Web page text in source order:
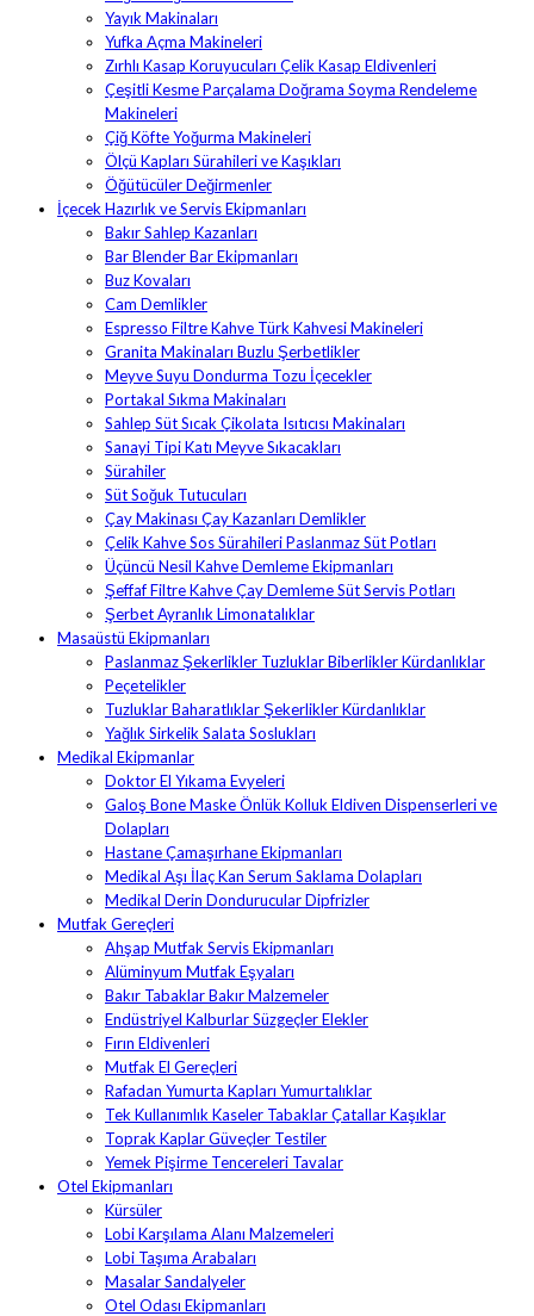
Yayık Makinaları
Yufka Açma Makineleri
Zırhlı Kasap Koruyucuları Çelik Kasap Eldivenleri
Çeşitli Kesme Parçalama Doğrama Soyma Rendeleme
Makineleri
Çiğ Köfte Yoğurma Makineleri
Ölçü Kapları Sürahileri ve Kaşıkları
Öğütücüler Değirmenler
İçecek Hazırlık ve Servis Ekipmanları
Bakır Sahlep Kazanları
Bar Blender Bar Ekipmanları
Buz Kovaları
Cam Demlikler
Espresso Filtre Kahve Türk Kahvesi Makineleri
Granita Makinaları Buzlu Şerbetlikler
Meyve Suyu Dondurma Tozu İçecekler
Portakal Sıkma Makinaları
Sahlep Süt Sıcak Çikolata Isıtıcısı Makinaları
Sanayi Tipi Katı Meyve Sıkacakları
Sürahiler
Süt Soğuk Tutucuları
Çay Makinası Çay Kazanları Demlikler
Çelik Kahve Sos Sürahileri Paslanmaz Süt Potları
Üçüncü Nesil Kahve Demleme Ekipmanları
Şeffaf Filtre Kahve Çay Demleme Süt Servis Potları
Şerbet Ayranlık Limonatalıklar
Masaüstü Ekipmanları
Paslanmaz Şekerlikler Tuzluklar Biberlikler Kürdanlıklar
Peçetelikler
Tuzluklar Baharatlıklar Şekerlikler Kürdanlıklar
Yağlık Sirkelik Salata Soslukları
Medikal Ekipmanlar
Doktor El Yıkama Evyeleri
Galoş Bone Maske Önlük Kolluk Eldiven Dispenserleri ve
Dolapları
Hastane Çamaşırhane Ekipmanları
Medikal Aşı İlaç Kan Serum Saklama Dolapları
Medikal Derin Dondurucular Dipfrizler
Mutfak Gereçleri
Ahşap Mutfak Servis Ekipmanları
Alüminyum Mutfak Eşyaları
Bakır Tabaklar Bakır Malzemeler
Endüstriyel Kalburlar Süzgeçler Elekler
Fırın Eldivenleri
Mutfak El Gereçleri
Rafadan Yumurta Kapları Yumurtalıklar
Tek Kullanımlık Kaseler Tabaklar Çatallar Kaşıklar
Toprak Kaplar Güveçler Testiler
Yemek Pişirme Tencereleri Tavalar
Otel Ekipmanları
Kürsüler
Lobi Karşılama Alanı Malzemeleri
Lobi Taşıma Arabaları
Masalar Sandalyeler
Otel Odası Ekipmanları